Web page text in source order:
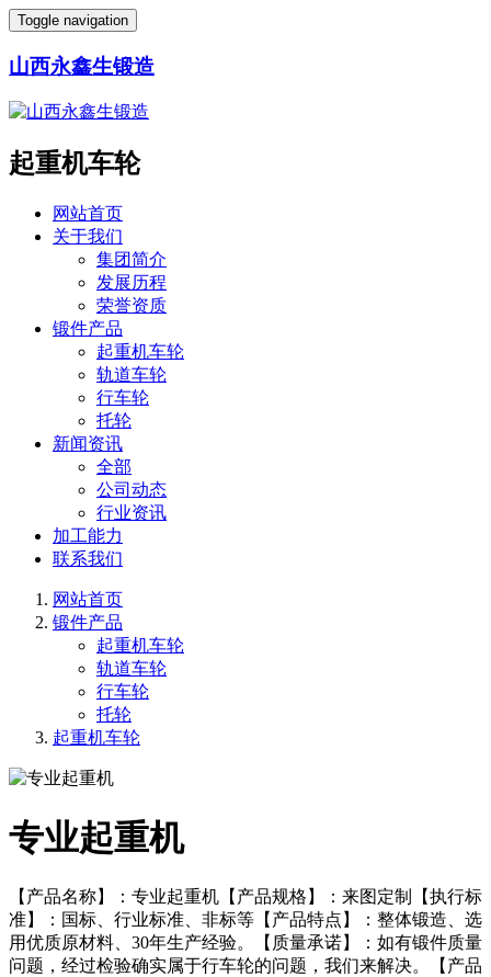
Toggle navigation
山西永鑫生锻造
起重机车轮
网站首页
关于我们
集团简介
发展历程
荣誉资质
锻件产品
起重机车轮
轨道车轮
行车轮
托轮
新闻资讯
全部
公司动态
行业资讯
加工能力
联系我们
网站首页
锻件产品
起重机车轮
轨道车轮
行车轮
托轮
起重机车轮
专业起重机
【产品名称】：专业起重机【产品规格】：来图定制【执行标
准】：国标、行业标准、非标等【产品特点】：整体锻造、选
用优质原材料、30年生产经验。【质量承诺】：如有锻件质量
问题，经过检验确实属于行车轮的问题，我们来解决。【产品